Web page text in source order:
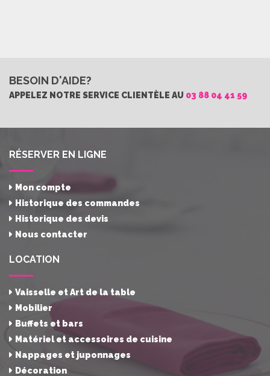
BESOIN D'AIDE?
APPELEZ NOTRE SERVICE CLIENTÈLE AU 03 88 04 41 59
RÉSERVER EN LIGNE
Mon compte
Historique des commandes
Historique des devis
Nous contacter
LOCATION
Vaisselle et Art de la table
Mobilier
Buffets et bars
Matériel et accessoires de cuisine
Nappages et juponnages
Décoration